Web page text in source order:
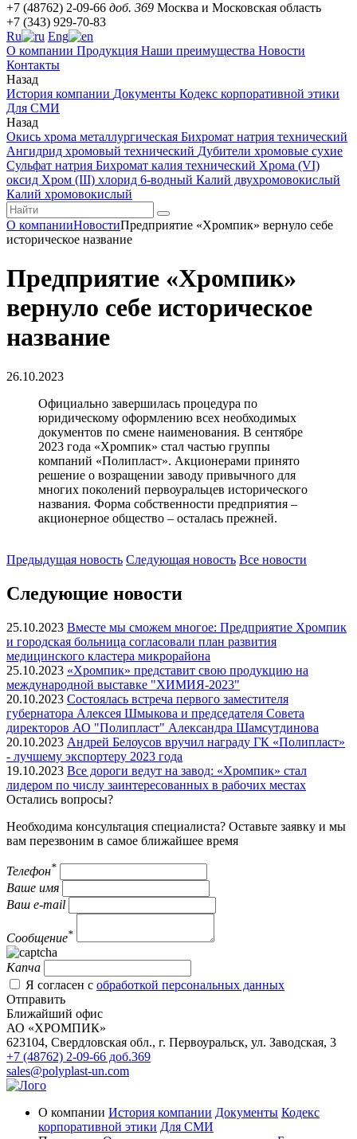
+7 (48762) 2-09-66 доб. 369 Москва и Московская область
+7 (343) 929-70-83
Ru
Eng
О компании Продукция Наши преимущества Новости
Контакты
Назад
История компании Документы Кодекс корпоративной этики
Для СМИ
Назад
Окись хрома металлургическая Бихромат натрия технический
Ангидрид хромовый технический Дубители хромовые сухие
Сульфат натрия Бихромат калия технический Хрома (VI)
оксид Хром (III) хлорид 6-водный Калий двухромовокислый
Калий хромовокислый
О компанииНовостиПредприятие «Хромпик» вернуло себе
историческое название
Предприятие «Хромпик»
вернуло себе историческое
название
26.10.2023
Официально завершилась процедура по
юридическому оформлению всех необходимых
документов по смене наименования. В сентябре
2023 года «Хромпик» стал частью группы
компаний «Полипласт». Акционерами принято
решение о возращении заводу привычного для
многих поколений первоуральцев исторического
названия. Форма собственности предприятия –
акционерное общество – осталась прежней.
Предыдущая новость Следующая новость Все новости
Следующие новости
25.10.2023 Вместе мы сможем многое: Предприятие Хромпик
и городская больница согласовали план развития
медицинского кластера микрорайона
25.10.2023 «Хромпик» представит свою продукцию на
международной выставке "ХИМИЯ-2023"
20.10.2023 Состоялась встреча первого заместителя
губернатора Алексея Шмыкова и председателя Совета
директоров АО "Полипласт" Александра Шамсутдинова
20.10.2023 Андрей Белоусов вручил награду ГК «Полипласт»
- лучшему экспортеру 2023 года
19.10.2023 Все дороги ведут на завод: «Хромпик» стал
лидером по числу заинтересованных в рабочих местах
Остались вопросы?
Необходима консультация специалиста? Оставьте заявку и мы
вам перезвоним в самое ближайшее время
Телефон*
Ваше имя
Ваш e-mail
Сообщение*
Капча
Я согласен с обработкой персональных данных
Отправить
Ближайший офис
АО «ХРОМПИК»
623104, Свердловская обл., г. Первоуральск, ул. Заводская, 3
+7 (48762) 2-09-66 доб.369
sales@polyplast-un.com
О компании История компании Документы Кодекс
корпоративной этики Для СМИ